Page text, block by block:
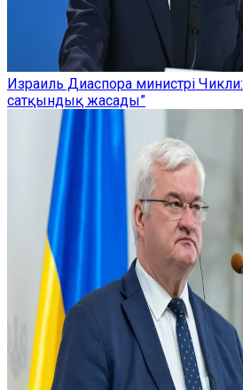
Израиль Диаспора министрі
сатқындық жасады”